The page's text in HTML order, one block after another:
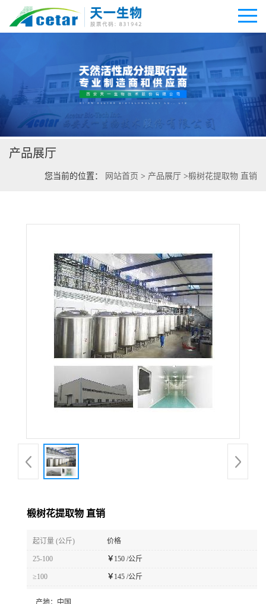
公司首页
公司介绍
公司动态
产品展厅
产品展厅
您当前的位置： 网站首页 > 产品展厅 >椴树花提取物 直销
椴树花提取物 直销
起订量 (公斤) 价格
25-100 ￥ 150 /公斤
≥100 ￥ 145 /公斤
产地： 中国